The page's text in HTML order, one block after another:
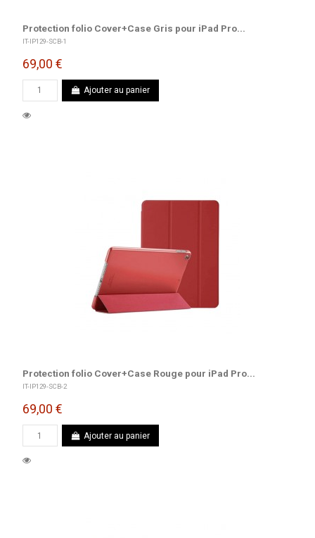
Protection folio Cover+Case Gris pour iPad Pro...
IT-IP129-SCB-1
69,00 €
Ajouter au panier
Protection folio Cover+Case Rouge pour iPad Pro...
IT-IP129-SCB-2
69,00 €
Ajouter au panier